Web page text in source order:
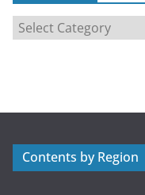
a
r
Contents by Region